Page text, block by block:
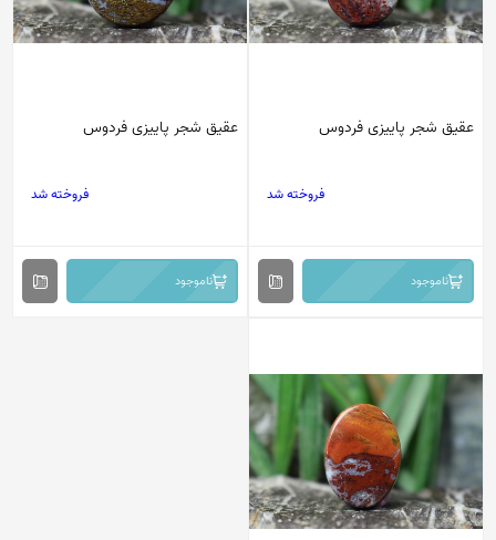
عقیق شجر پاییزی فردوس
فروخته شد
ناموجود
عقیق شجر پاییزی فردوس
فروخته شد
ناموجود